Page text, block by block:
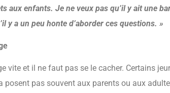
aux enfants. Je ne veux pas qu’il y ait une
y a un peu honte d’aborder ces questions. »
vite et il ne faut pas se le cacher. Certains
posent pas souvent aux parents ou aux